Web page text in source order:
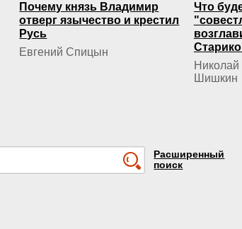
Почему князь Владимир
отверг язычество и крестил
Русь
Евгений Спицын
Что
Николай
Шишкин
Расширенный
поиск